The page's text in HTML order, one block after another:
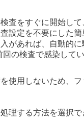
査をすぐに開始し
設定を不要にした
があれば、自動的
の検査で感染して
使用しないため、フ
理する方法を選択